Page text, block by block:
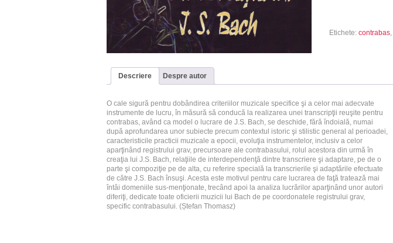
Etichete: contrabas,
Descriere Despre autor
O cale sigură pentru dobândirea criteriilor muzicale specifice şi a celor mai adecvate
instrumente de lucru, în măsură să conducă la realizarea unei transcripţii reuşite pentru
contrabas, având ca model o lucrare de J.S. Bach, se deschide, fără îndoială, numai
după aprofundarea unor subiecte precum contextul istoric şi stilistic general al perioadei,
caracteristicile practicii muzicale a epocii, evoluţia instrumentelor, inclusiv a celor
aparţinând registrului grav, precursoare ale contrabasului, rolul acestora din urmă în
creaţia lui J.S. Bach, relaţiile de interdependenţă dintre transcriere şi adaptare, pe de o
parte şi compoziţie pe de alta, cu referire specială la transcrierile şi adaptările efectuate
de către J.S. Bach însuşi. Acesta este motivul pentru care lucrarea de faţă tratează mai
întâi domeniile sus-menţionate, trecând apoi la analiza lucrărilor aparţinând unor autori
diferiţi, dedicate toate oficierii muzicii lui Bach de pe coordonatele registrului grav,
specific contrabasului. (Ștefan Thomasz)